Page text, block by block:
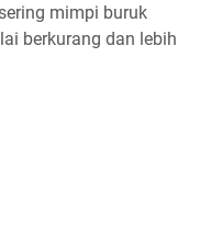
mimpi buruk
berkurang dan lebih